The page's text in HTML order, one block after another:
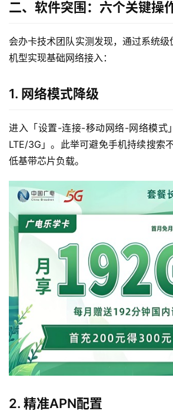
二、软件突围：六个关键操
会办卡技术团队实测发现，通过系统
机型实现基础网络接入：
1. 网络模式降级
进入「设置-连接-移动网络-网络模式
LTE/3G」。此举可避免手机持续搜索
低基带芯片负载。
2. 精准APN配置